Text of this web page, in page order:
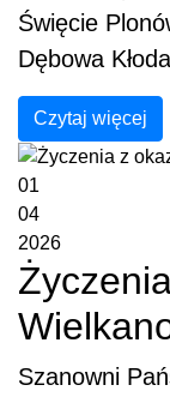
Święcie
Dębowa
Czytaj więcej
01
04
2026
Szanowni